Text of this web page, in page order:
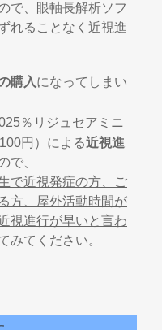
で、眼軸長解析ソフ
れることなく近視進
購入になってしまい
％リジュセアミニ
円）による近視進
で、
で近視発症の方、ご
方、屋外活動時間が
視進行が早いと言わ
みてください。